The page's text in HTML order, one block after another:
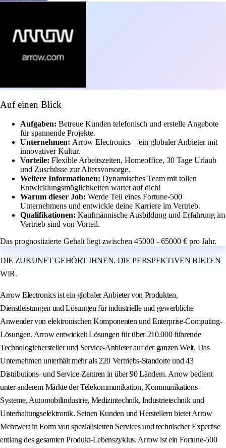
Auf einen Blick
Aufgaben: Betreue Kunden telefonisch und erstelle Angebote
für spannende Projekte.
Unternehmen: Arrow Electronics – ein globaler Anbieter mit
innovativer Kultur.
Vorteile: Flexible Arbeitszeiten, Homeoffice, 30 Tage Urlaub
und Zuschüsse zur Altersvorsorge.
Weitere Informationen: Dynamisches Team mit tollen
Entwicklungsmöglichkeiten wartet auf dich!
Warum dieser Job: Werde Teil eines Fortune-500
Unternehmens und entwickle deine Karriere im Vertrieb.
Qualifikationen: Kaufmännische Ausbildung und Erfahrung im
Vertrieb sind von Vorteil.
Das prognostizierte Gehalt liegt zwischen 45000 - 65000 € pro Jahr.
DIE ZUKUNFT GEHÖRT IHNEN. DIE PERSPEKTIVEN BIETEN
WIR.
Arrow Electronics ist ein globaler Anbieter von Produkten,
Dienstleistungen und Lösungen für industrielle und gewerbliche
Anwender von elektronischen Komponenten und Enterprise-Computing-
Lösungen. Arrow entwickelt Lösungen für über 210.000 führende
Technologiehersteller und Service-Anbieter auf der ganzen Welt. Das
Unternehmen unterhält mehr als 220 Vertriebs-Standorte und 43
Distributions- und Service-Zentren in über 90 Ländern. Arrow bedient
unter anderem Märkte der Telekommunikation, Kommunikations-
Systeme, Automobilindustrie, Medizintechnik, Industrietechnik und
Unterhaltungselektronik. Seinen Kunden und Herstellern bietet Arrow
Mehrwert in Form von spezialisierten Services und technischer Expertise
entlang des gesamten Produkt-Lebenszyklus. Arrow ist ein Fortune-500